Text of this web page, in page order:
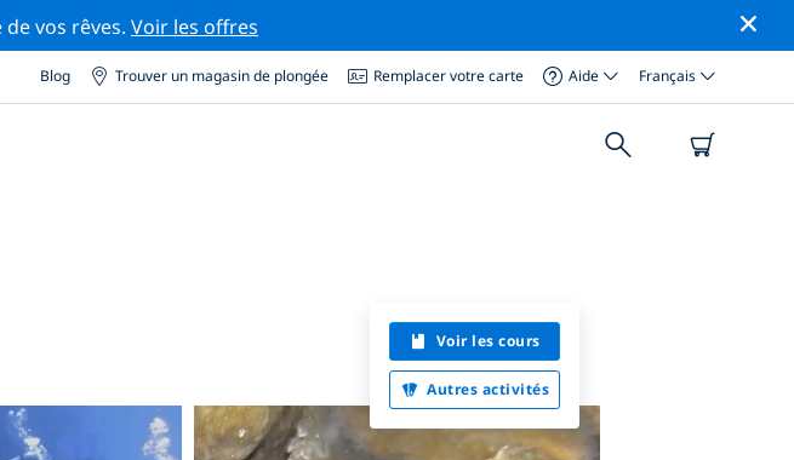
vos rêves. Voir les offres
Blog Trouver un magasin de plongée Remplacer votre carte Aide Français
Voir les cours
Autres activités